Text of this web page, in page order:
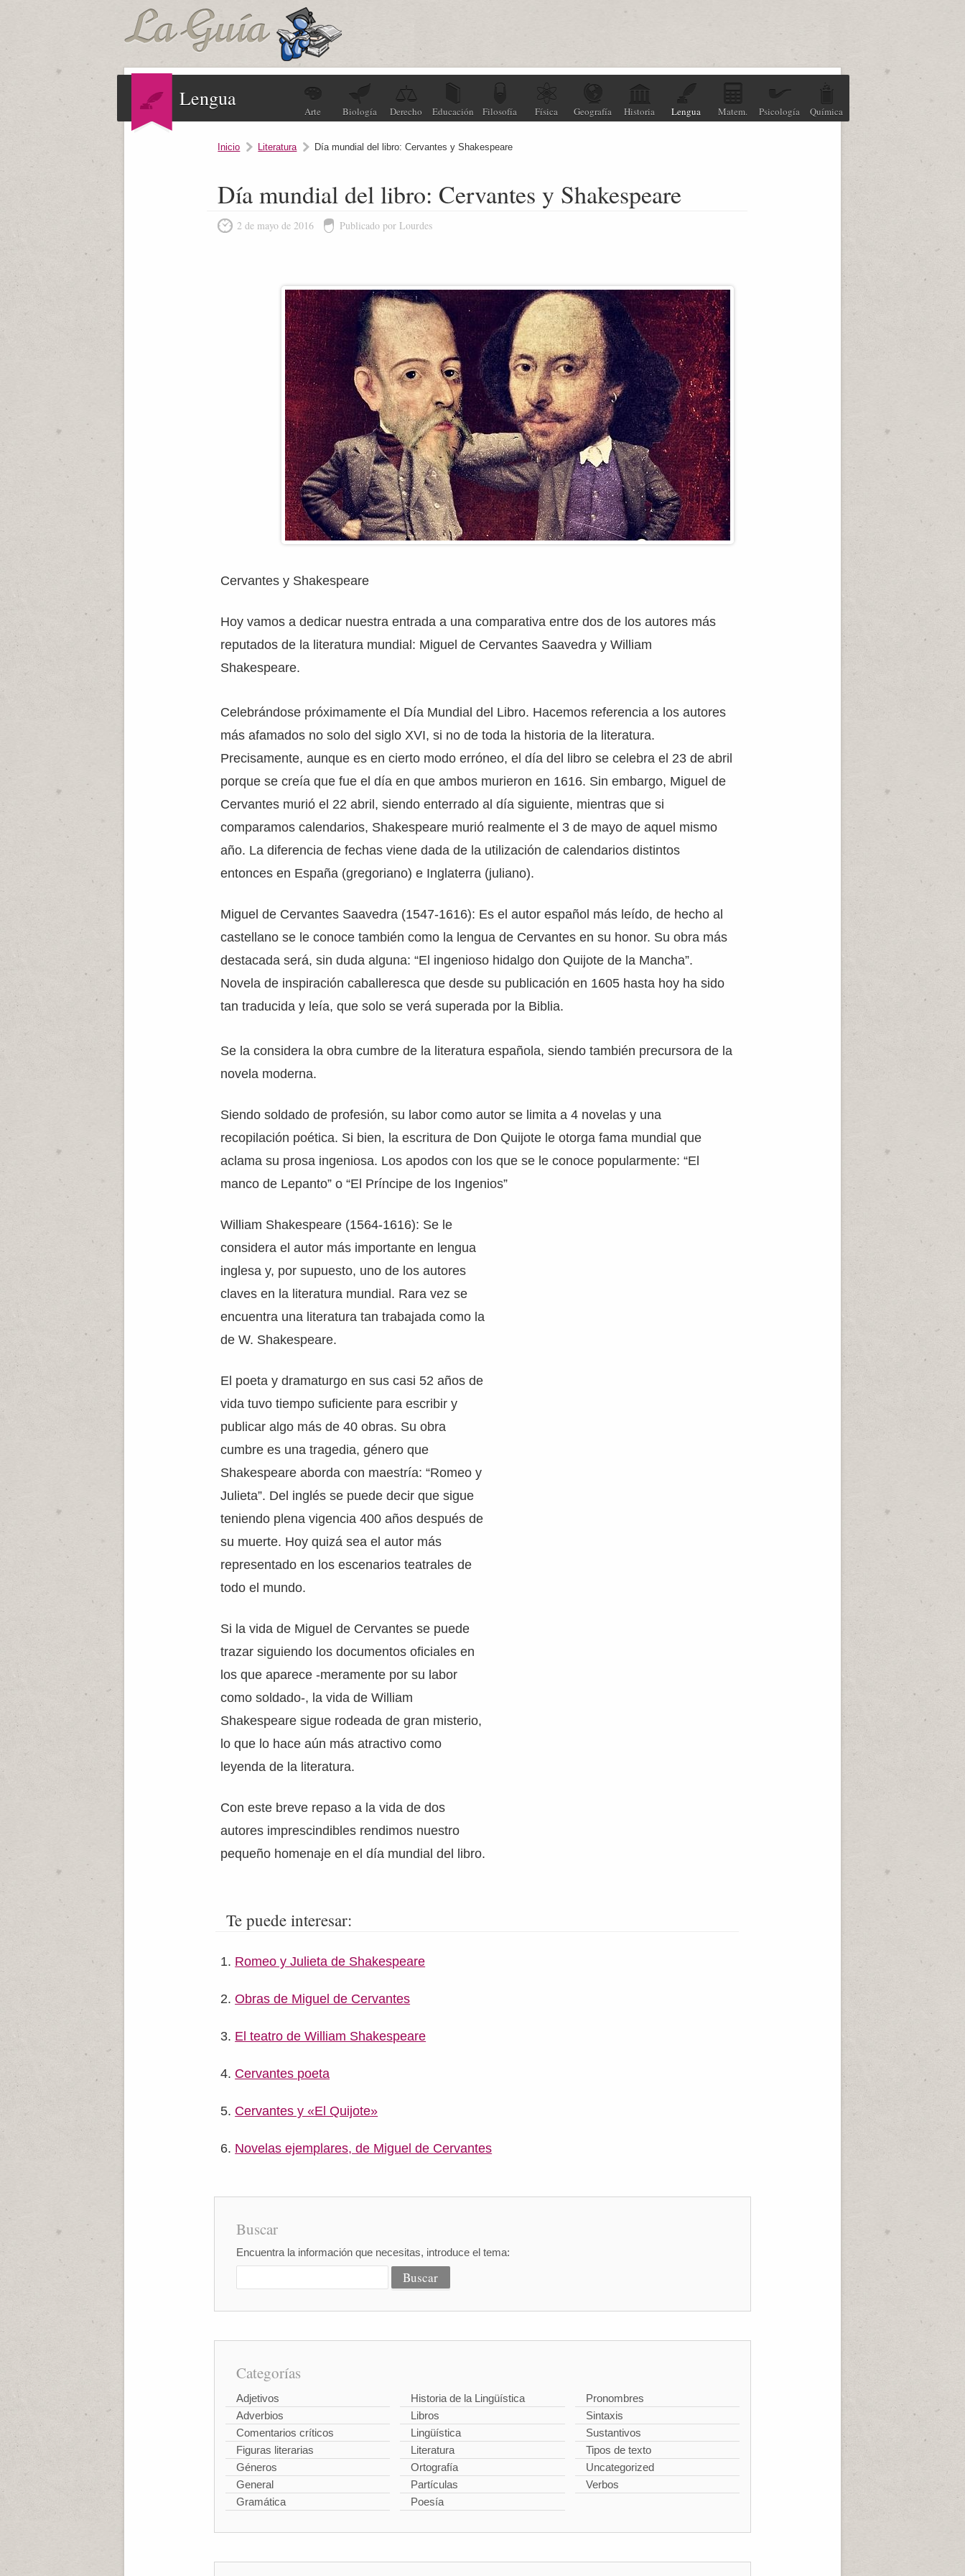
Lengua
Arte Biología Derecho Educación Filosofía Física Geografía Historia Lengua Matem. Psicología Química
Inicio Literatura Día mundial del libro: Cervantes y Shakespeare
Día mundial del libro: Cervantes y Shakespeare
2 de mayo de 2016 Publicado por Lourdes
Cervantes y Shakespeare
Hoy vamos a dedicar nuestra entrada a una comparativa entre dos de los autores más
reputados de la literatura mundial: Miguel de Cervantes Saavedra y William
Shakespeare.
Celebrándose próximamente el Día Mundial del Libro. Hacemos referencia a los autores
más afamados no solo del siglo XVI, si no de toda la historia de la literatura.
Precisamente, aunque es en cierto modo erróneo, el día del libro se celebra el 23 de abril
porque se creía que fue el día en que ambos murieron en 1616. Sin embargo, Miguel de
Cervantes murió el 22 abril, siendo enterrado al día siguiente, mientras que si
comparamos calendarios, Shakespeare murió realmente el 3 de mayo de aquel mismo
año. La diferencia de fechas viene dada de la utilización de calendarios distintos
entonces en España (gregoriano) e Inglaterra (juliano).
Miguel de Cervantes Saavedra (1547-1616): Es el autor español más leído, de hecho al
castellano se le conoce también como la lengua de Cervantes en su honor. Su obra más
destacada será, sin duda alguna: “El ingenioso hidalgo don Quijote de la Mancha”.
Novela de inspiración caballeresca que desde su publicación en 1605 hasta hoy ha sido
tan traducida y leía, que solo se verá superada por la Biblia.
Se la considera la obra cumbre de la literatura española, siendo también precursora de la
novela moderna.
Siendo soldado de profesión, su labor como autor se limita a 4 novelas y una
recopilación poética. Si bien, la escritura de Don Quijote le otorga fama mundial que
aclama su prosa ingeniosa. Los apodos con los que se le conoce popularmente: “El
manco de Lepanto” o “El Príncipe de los Ingenios”
William Shakespeare (1564-1616): Se le
considera el autor más importante en lengua
inglesa y, por supuesto, uno de los autores
claves en la literatura mundial. Rara vez se
encuentra una literatura tan trabajada como la
de W. Shakespeare.
El poeta y dramaturgo en sus casi 52 años de
vida tuvo tiempo suficiente para escribir y
publicar algo más de 40 obras. Su obra
cumbre es una tragedia, género que
Shakespeare aborda con maestría: “Romeo y
Julieta”. Del inglés se puede decir que sigue
teniendo plena vigencia 400 años después de
su muerte. Hoy quizá sea el autor más
representado en los escenarios teatrales de
todo el mundo.
Si la vida de Miguel de Cervantes se puede
trazar siguiendo los documentos oficiales en
los que aparece -meramente por su labor
como soldado-, la vida de William
Shakespeare sigue rodeada de gran misterio,
lo que lo hace aún más atractivo como
leyenda de la literatura.
Con este breve repaso a la vida de dos
autores imprescindibles rendimos nuestro
pequeño homenaje en el día mundial del libro.
Te puede interesar:
Romeo y Julieta de Shakespeare
Obras de Miguel de Cervantes
El teatro de William Shakespeare
Cervantes poeta
Cervantes y «El Quijote»
Novelas ejemplares, de Miguel de Cervantes
Buscar
Encuentra la información que necesitas, introduce el tema:
Categorías
Adjetivos
Adverbios
Comentarios críticos
Figuras literarias
Géneros
General
Gramática
Historia de la Lingüística
Libros
Lingüística
Literatura
Ortografía
Partículas
Poesía
Pronombres
Sintaxis
Sustantivos
Tipos de texto
Uncategorized
Verbos